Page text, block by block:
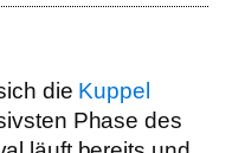
die Kuppel
Phase des